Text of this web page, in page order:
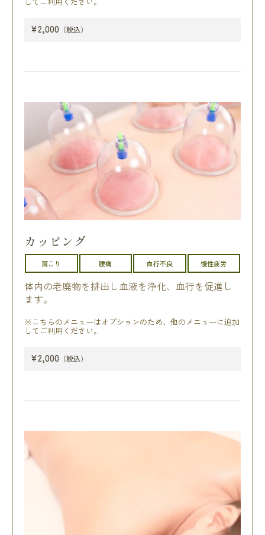
¥2,000 （税込）
カッピング
肩こり 腰痛 血行不良 慢性疲労
体内の老廃物を排出し血液を浄化、血行を促進し
ます。
※こちらのメニューはオプションのため、他のメニューに追加
してご利用ください。
¥2,000 （税込）